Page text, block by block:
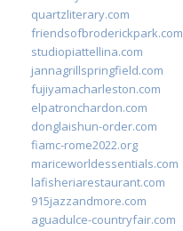
quartzliterary.com
friendsofbroderickpark.com
studiopiattellina.com
jannagrillspringfield.com
fujiyamacharleston.com
elpatronchardon.com
donglaishun-order.com
fiamc-rome2022.org
mariceworldessentials.com
lafisheriarestaurant.com
915jazzandmore.com
aguadulce-countryfair.com